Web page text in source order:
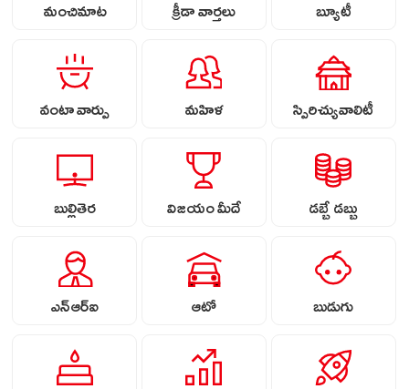
మంచిమాట క్రీడా వార్తలు బ్యూటీ
వంటా వార్పు మహిళ స్పిరిచ్యువాలిటీ
బుల్లితెర విజయం మీదే డబ్బే డబ్బు
ఎన్ఆర్ఐ ఆటో బుడుగు